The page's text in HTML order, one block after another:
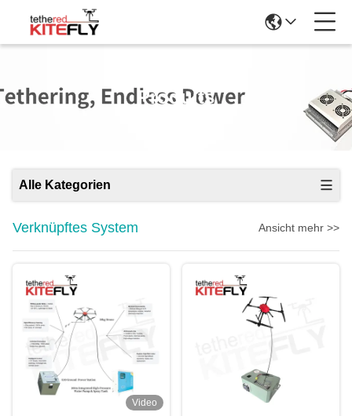
Produits
Alle Kategorien
Verknüpftes System Ansicht mehr >>
Video